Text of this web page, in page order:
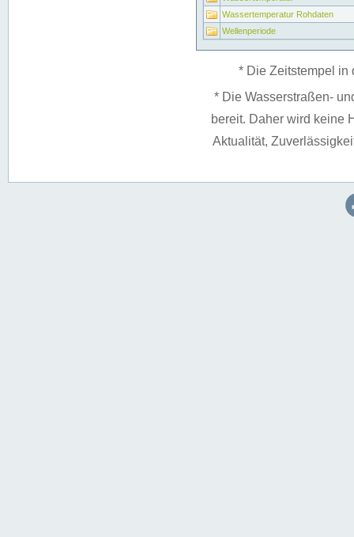
Wassertemperatur Rohdaten
Wellenperiode
* Die Zeitstempel in
* Die Wasserstraßen-
bereit. Daher wird keine
Aktualität,